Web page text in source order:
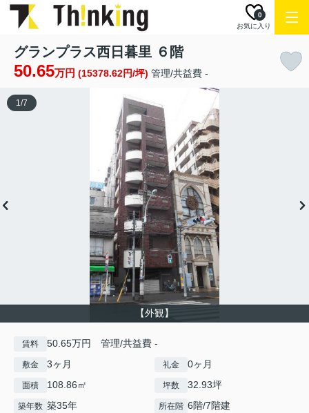
お気に入り
0
グランプラス西日暮里 ６階
50.65万円 (15378.62円/坪) 管理/共益費 -
【外観】
1/7
賃料 50.65万円 管理/共益費 -
敷金 3ヶ月 礼金 0ヶ月
面積 108.86㎡ 坪数 32.93坪
築年数 築35年 所在階 6階/7階建